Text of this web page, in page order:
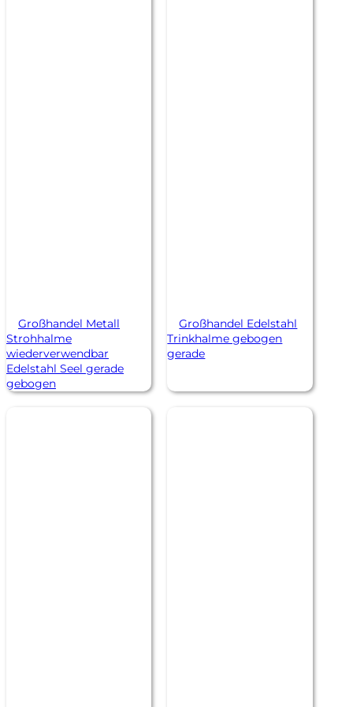
Großhandel Metall
Strohhalme
wiederverwendbar
Edelstahl Seel gerade
gebogen
Großhandel Edelstahl
Trinkhalme gebogen
gerade